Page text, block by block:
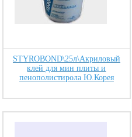
STYROBOND\25л\Акриловый
клей для мин плиты и
пенополистирола Ю.Корея